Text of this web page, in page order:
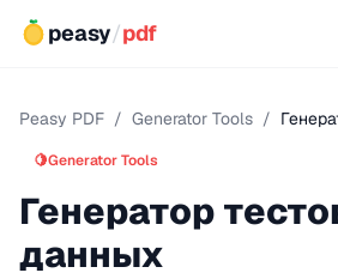
peasy/pdf
Peasy PDF / Generator Tools /
🍋Generator Tools
Генератор
данных